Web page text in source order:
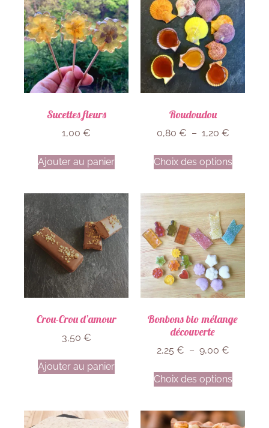
Sucettes fleurs
1,00 €
Ajouter au panier
Roudoudou
0,80 € – 1,20 €
Choix des options
Crou-Crou d’amour
3,50 €
Ajouter au panier
Bonbons bio mélange
découverte
2,25 € – 9,00 €
Choix des options